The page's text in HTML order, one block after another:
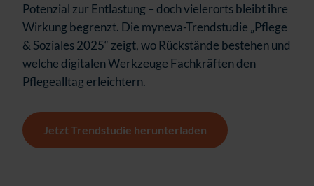
Potenzial zur Entlastung – doch vielerorts bleibt ihre
Wirkung begrenzt. Die myneva-Trendstudie „Pflege
& Soziales 2025“ zeigt, wo Rückstände bestehen und
welche digitalen Werkzeuge Fachkräften den
Pflegealltag erleichtern.
Jetzt Trendstudie herunterladen